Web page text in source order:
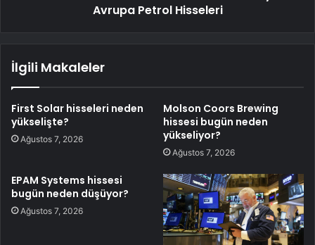
Avrupa Petrol Hisseleri
İlgili Makaleler
First Solar hisseleri neden
yükselişte?
Ağustos 7, 2026
Molson Coors Brewing
hissesi bugün neden
yükseliyor?
Ağustos 7, 2026
EPAM Systems hissesi
bugün neden düşüyor?
Ağustos 7, 2026